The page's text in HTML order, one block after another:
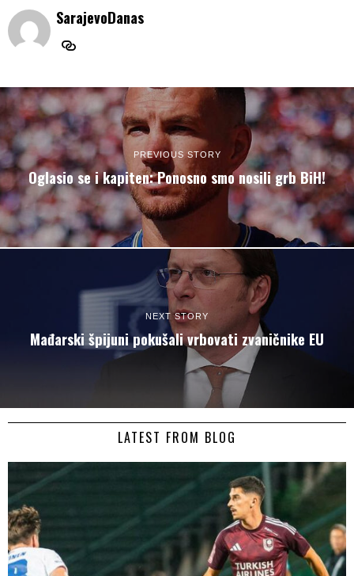
SarajevoDanas
PREVIOUS STORY
Oglasio se i kapiten: Ponosno smo nosili grb BiH!
NEXT STORY
Mađarski špijuni pokušali vrbovati zvaničnike EU
LATEST FROM BLOG